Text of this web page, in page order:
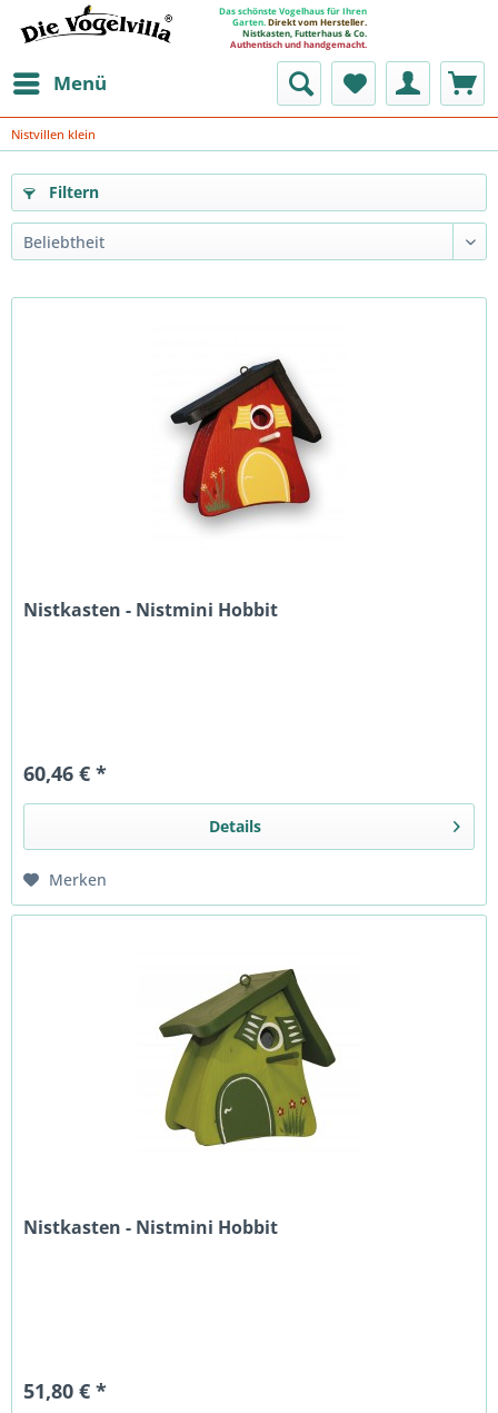
Das schönste Vogelhaus für Ihren
Garten. Direkt vom Hersteller.
Nistkasten, Futterhaus & Co.
Authentisch und handgemacht.
Menü
Nistvillen klein
Filtern
Nistkasten - Nistmini Hobbit
60,46 € *
Details
Merken
Nistkasten - Nistmini Hobbit
51,80 € *